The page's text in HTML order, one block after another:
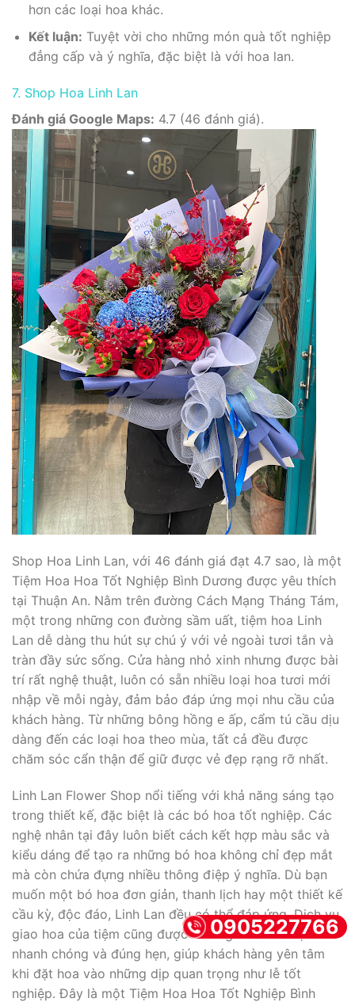
hơn các loại hoa khác.
Kết luận: Tuyệt vời cho những món quà tốt nghiệp
đẳng cấp và ý nghĩa, đặc biệt là với hoa lan.
7. Shop Hoa Linh Lan
Đánh giá Google Maps: 4.7 (46 đánh giá).
Shop Hoa Linh Lan, với 46 đánh giá đạt 4.7 sao, là một
Tiệm Hoa Hoa Tốt Nghiệp Bình Dương được yêu thích
tại Thuận An. Nằm trên đường Cách Mạng Tháng Tám,
một trong những con đường sầm uất, tiệm hoa Linh
Lan dễ dàng thu hút sự chú ý với vẻ ngoài tươi tắn và
tràn đầy sức sống. Cửa hàng nhỏ xinh nhưng được bài
trí rất nghệ thuật, luôn có sẵn nhiều loại hoa tươi mới
nhập về mỗi ngày, đảm bảo đáp ứng mọi nhu cầu của
khách hàng. Từ những bông hồng e ấp, cẩm tú cầu dịu
dàng đến các loại hoa theo mùa, tất cả đều được
chăm sóc cẩn thận để giữ được vẻ đẹp rạng rỡ nhất.
Linh Lan Flower Shop nổi tiếng với khả năng sáng tạo
trong thiết kế, đặc biệt là các bó hoa tốt nghiệp. Các
nghệ nhân tại đây luôn biết cách kết hợp màu sắc và
kiểu dáng để tạo ra những bó hoa không chỉ đẹp mắt
mà còn chứa đựng nhiều thông điệp ý nghĩa. Dù bạn
muốn một bó hoa đơn giản, thanh lịch hay một thiết kế
cầu kỳ, độc đáo, Linh Lan đều có thể đáp ứng. Dịch vụ
giao hoa của tiệm cũng được đánh giá cao về sự
nhanh chóng và đúng hẹn, giúp khách hàng yên tâm
khi đặt hoa vào những dịp quan trọng như lễ tốt
nghiệp. Đây là một Tiệm Hoa Hoa Tốt Nghiệp Bình
0905227766